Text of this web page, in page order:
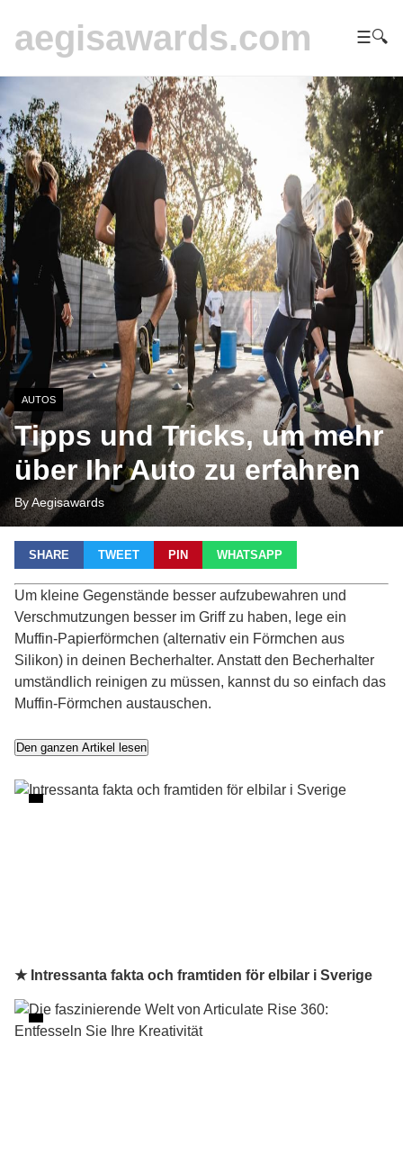
aegisawards.com ☰🔍
AUTOS
Tipps und Tricks, um mehr
über Ihr Auto zu erfahren
By Aegisawards
SHARE TWEET PIN WHATSAPP
Um kleine Gegenstände besser aufzubewahren und
Verschmutzungen besser im Griff zu haben, lege ein
Muffin-Papierförmchen (alternativ ein Förmchen aus
Silikon) in deinen Becherhalter. Anstatt den Becherhalter
umständlich reinigen zu müssen, kannst du so einfach das
Muffin-Förmchen austauschen.
Den ganzen Artikel lesen
★ Intressanta fakta och framtiden för elbilar i Sverige